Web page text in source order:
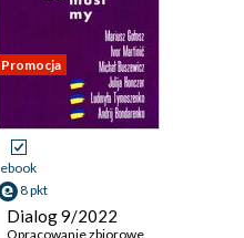
Promocja
ebook
8 pkt
Dialog 9/2022
Opracowanie zbiorowe